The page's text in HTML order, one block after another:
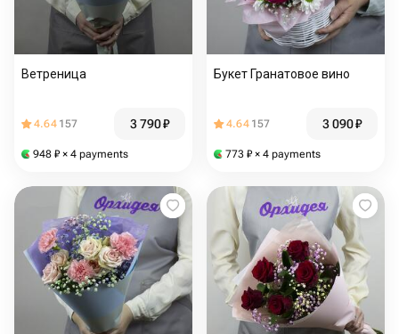
Ветреница
4.64 157 3 790₽
948 ₽ × 4 payments
Букет Гранатовое вино
4.64 157 3 090₽
773 ₽ × 4 payments